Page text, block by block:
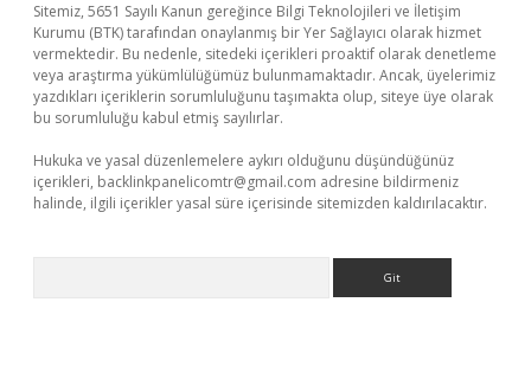
Sitemiz, 5651 Sayılı Kanun gereğince Bilgi Teknolojileri ve İletişim
Kurumu (BTK) tarafından onaylanmış bir Yer Sağlayıcı olarak hizmet
vermektedir. Bu nedenle, sitedeki içerikleri proaktif olarak denetleme
veya araştırma yükümlülüğümüz bulunmamaktadır. Ancak, üyelerimiz
yazdıkları içeriklerin sorumluluğunu taşımakta olup, siteye üye olarak
bu sorumluluğu kabul etmiş sayılırlar.
Hukuka ve yasal düzenlemelere aykırı olduğunu düşündüğünüz
içerikleri, backlinkpanelicomtr@gmail.com adresine bildirmeniz
halinde, ilgili içerikler yasal süre içerisinde sitemizden kaldırılacaktır.